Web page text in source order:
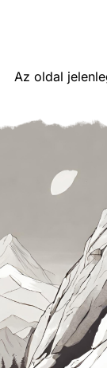
Az oldal